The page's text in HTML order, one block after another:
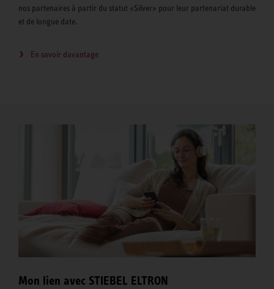
nos partenaires à partir du statut «Silver» pour leur partenariat durable
et de longue date.
En savoir davantage
Mon lien avec STIEBEL ELTRON